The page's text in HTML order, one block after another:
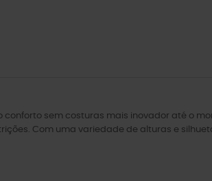
sem costuras mais inovador até o
Com uma variedade de alturas e